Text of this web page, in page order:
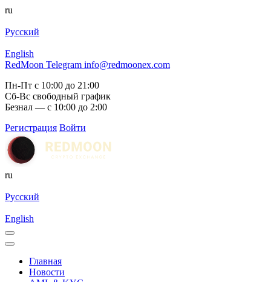
ru
Русский
English
RedMoon Telegram info@redmoonex.com
Пн-Пт с 10:00 до 21:00
Сб-Вс свободный график
Безнал — с 10:00 до 2:00
Регистрация Войти
ru
Русский
English
Главная
Новости